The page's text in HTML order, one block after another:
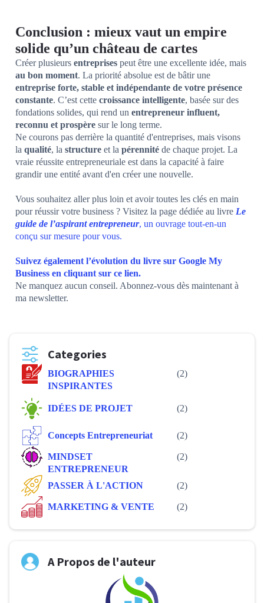
Conclusion : mieux vaut un empire
solide qu’un château de cartes
Créer plusieurs entreprises peut être une excellente idée, mais
au bon moment. La priorité absolue est de bâtir une
entreprise forte, stable et indépendante de votre présence
constante. C’est cette croissance intelligente, basée sur des
fondations solides, qui rend un entrepreneur influent,
reconnu et prospère sur le long terme.
Ne courons pas derrière la quantité d'entreprises, mais visons
la qualité, la structure et la pérennité de chaque projet. La
vraie réussite entrepreneuriale est dans la capacité à faire
grandir une entité avant d'en créer une nouvelle.
Vous souhaitez aller plus loin et avoir toutes les clés en main
pour réussir votre business ? Visitez la page dédiée au livre Le
guide de l’aspirant entrepreneur, un ouvrage tout-en-un
conçu sur mesure pour vous.
Suivez également l’évolution du livre sur Google My
Business en cliquant sur ce lien.
Ne manquez aucun conseil. Abonnez-vous dès maintenant à
ma newsletter.
Categories
BIOGRAPHIES
INSPIRANTES
(2)
IDÉES DE PROJET (2)
Concepts Entrepreneuriat (2)
MINDSET
ENTREPRENEUR
(2)
PASSER À L'ACTION (2)
MARKETING & VENTE (2)
A Propos de l'auteur